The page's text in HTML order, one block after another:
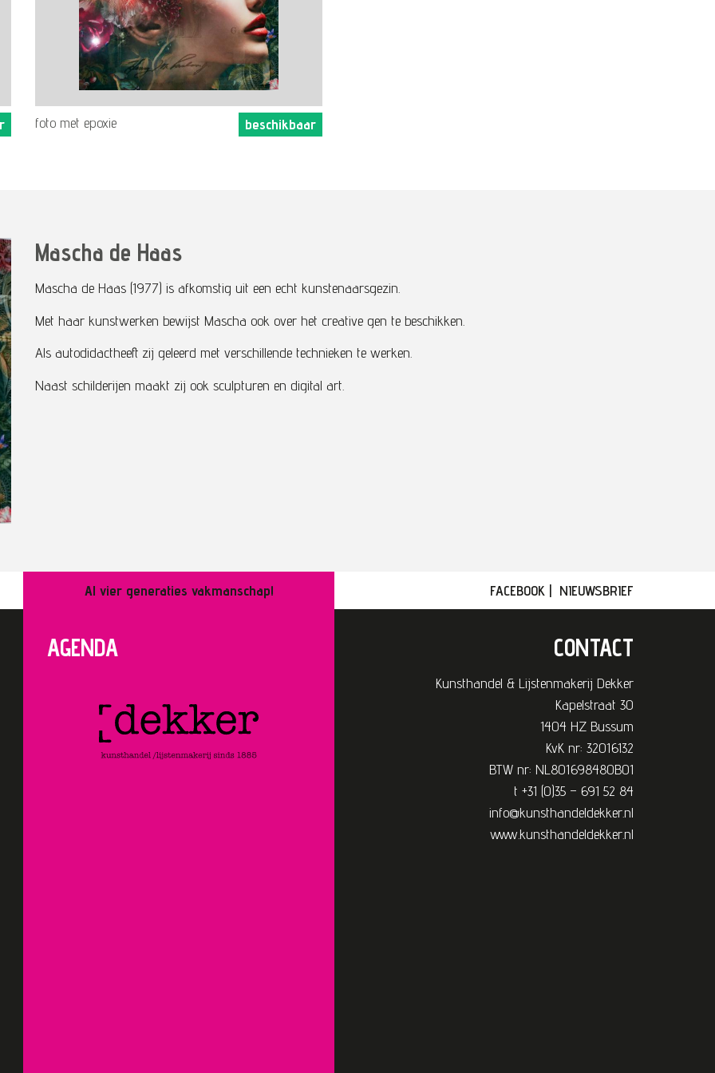
foto met epoxie beschikbaar
Mascha de Haas
Mascha de Haas (1977) is afkomstig uit een echt kunstenaarsgezin.
Met haar kunstwerken bewijst Mascha ook over het creative gen te beschikken.
Als autodidactheeft zij geleerd met verschillende technieken te werken.
Naast schilderijen maakt zij ook sculpturen en digital art.
Al vier generaties vakmanschap! FACEBOOK | NIEUWSBRIEF
AGENDA CONTACT
Kunsthandel & Lijstenmakerij Dekker
Kapelstraat 30
1404 HZ Bussum
KvK nr: 32016132
BTW nr: NL801698480B01
t +31 (0)35 – 691 52 84
info@kunsthandeldekker.nl
www.kunsthandeldekker.nl